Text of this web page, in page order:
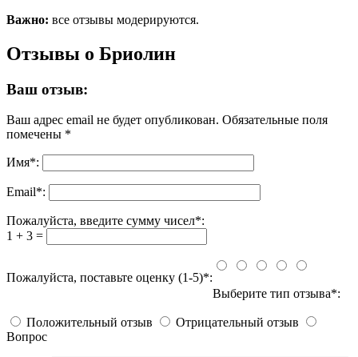
Важно: все отзывы модерируются.
Отзывы о Бриолин
Ваш отзыв:
Ваш адрес email не будет опубликован. Обязательные поля
помечены *
Имя*:
Email*:
Пожалуйста, введите сумму чисел*:
1 + 3 =
Пожалуйста, поставьте оценку (1-5)*:
Выберите тип отзыва*:
Положительный отзыв
Отрицательный отзыв
Вопрос